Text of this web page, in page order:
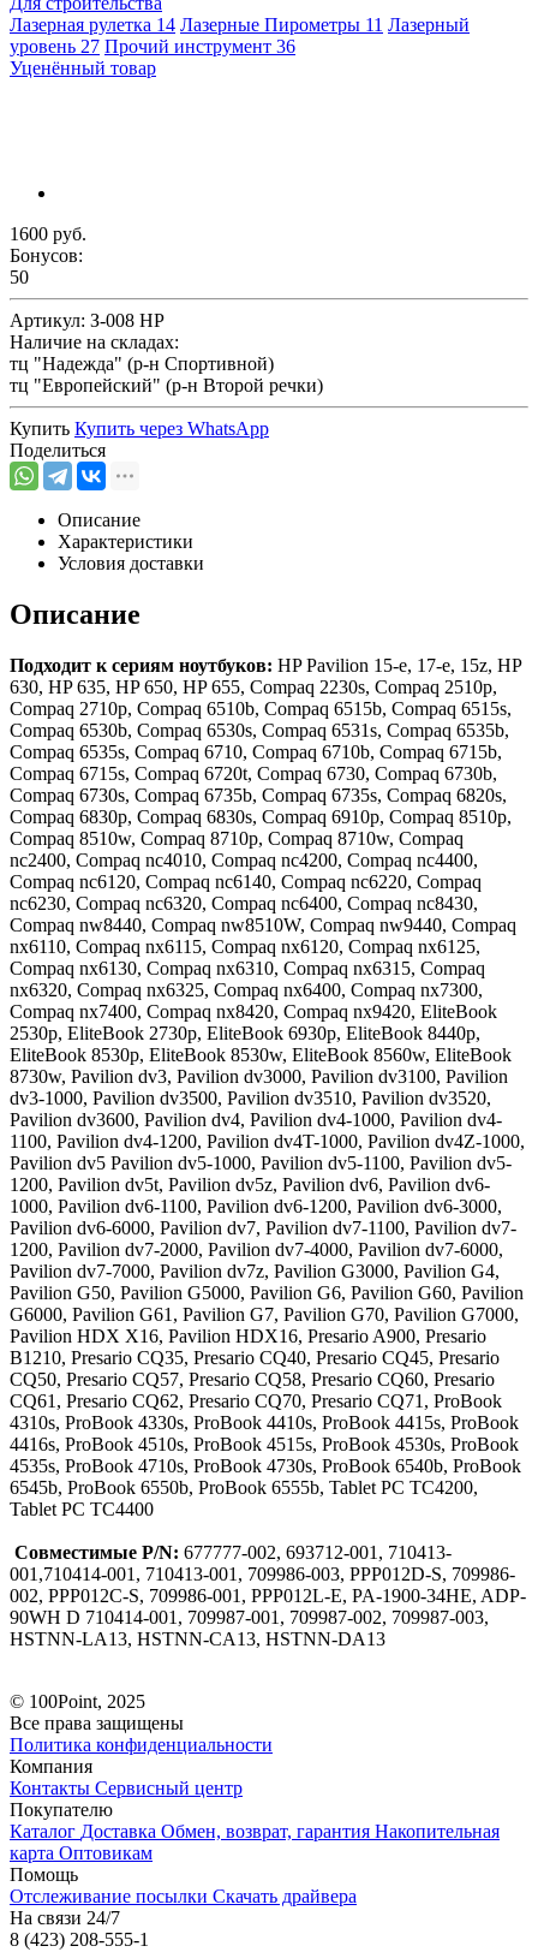
Лазерная рулетка 14 Лазерные Пирометры 11 Лазерный
уровень 27 Прочий инструмент 36
Уценённый товар
1600 руб.
Бонусов:
50
Артикул: З-008 HP
Наличие на складах:
тц "Надежда" (р-н Спортивной)
тц "Европейский" (р-н Второй речки)
Купить Купить через WhatsApp
Поделиться
Описание
Характеристики
Условия доставки
Описание
Подходит к сериям ноутбуков: HP Pavilion 15-e, 17-e, 15z, HP
630, HP 635, HP 650, HP 655, Compaq 2230s, Compaq 2510p,
Compaq 2710p, Compaq 6510b, Compaq 6515b, Compaq 6515s,
Compaq 6530b, Compaq 6530s, Compaq 6531s, Compaq 6535b,
Compaq 6535s, Compaq 6710, Compaq 6710b, Compaq 6715b,
Compaq 6715s, Compaq 6720t, Compaq 6730, Compaq 6730b,
Compaq 6730s, Compaq 6735b, Compaq 6735s, Compaq 6820s,
Compaq 6830p, Compaq 6830s, Compaq 6910p, Compaq 8510p,
Compaq 8510w, Compaq 8710p, Compaq 8710w, Compaq
nc2400, Compaq nc4010, Compaq nc4200, Compaq nc4400,
Compaq nc6120, Compaq nc6140, Compaq nc6220, Compaq
nc6230, Compaq nc6320, Compaq nc6400, Compaq nc8430,
Compaq nw8440, Compaq nw8510W, Compaq nw9440, Compaq
nx6110, Compaq nx6115, Compaq nx6120, Compaq nx6125,
Compaq nx6130, Compaq nx6310, Compaq nx6315, Compaq
nx6320, Compaq nx6325, Compaq nx6400, Compaq nx7300,
Compaq nx7400, Compaq nx8420, Compaq nx9420, EliteBook
2530p, EliteBook 2730p, EliteBook 6930p, EliteBook 8440p,
EliteBook 8530p, EliteBook 8530w, EliteBook 8560w, EliteBook
8730w, Pavilion dv3, Pavilion dv3000, Pavilion dv3100, Pavilion
dv3-1000, Pavilion dv3500, Pavilion dv3510, Pavilion dv3520,
Pavilion dv3600, Pavilion dv4, Pavilion dv4-1000, Pavilion dv4-
1100, Pavilion dv4-1200, Pavilion dv4T-1000, Pavilion dv4Z-1000,
Pavilion dv5 Pavilion dv5-1000, Pavilion dv5-1100, Pavilion dv5-
1200, Pavilion dv5t, Pavilion dv5z, Pavilion dv6, Pavilion dv6-
1000, Pavilion dv6-1100, Pavilion dv6-1200, Pavilion dv6-3000,
Pavilion dv6-6000, Pavilion dv7, Pavilion dv7-1100, Pavilion dv7-
1200, Pavilion dv7-2000, Pavilion dv7-4000, Pavilion dv7-6000,
Pavilion dv7-7000, Pavilion dv7z, Pavilion G3000, Pavilion G4,
Pavilion G50, Pavilion G5000, Pavilion G6, Pavilion G60, Pavilion
G6000, Pavilion G61, Pavilion G7, Pavilion G70, Pavilion G7000,
Pavilion HDX X16, Pavilion HDX16, Presario A900, Presario
B1210, Presario CQ35, Presario CQ40, Presario CQ45, Presario
CQ50, Presario CQ57, Presario CQ58, Presario CQ60, Presario
CQ61, Presario CQ62, Presario CQ70, Presario CQ71, ProBook
4310s, ProBook 4330s, ProBook 4410s, ProBook 4415s, ProBook
4416s, ProBook 4510s, ProBook 4515s, ProBook 4530s, ProBook
4535s, ProBook 4710s, ProBook 4730s, ProBook 6540b, ProBook
6545b, ProBook 6550b, ProBook 6555b, Tablet PC TC4200,
Tablet PC TC4400
Совместимые P/N: 677777-002, 693712-001, 710413-
001,710414-001, 710413-001, 709986-003, PPP012D-S, 709986-
002, PPP012C-S, 709986-001, PPP012L-E, PA-1900-34HE, ADP-
90WH D 710414-001, 709987-001, 709987-002, 709987-003,
HSTNN-LA13, HSTNN-CA13, HSTNN-DA13
© 100Point, 2025
Все права защищены
Политика конфиденциальности
Компания
Контакты Сервисный центр
Покупателю
Каталог Доставка Обмен, возврат, гарантия Накопительная
карта Оптовикам
Помощь
Отслеживание посылки Скачать драйвера
На связи 24/7
8 (423) 208-555-1